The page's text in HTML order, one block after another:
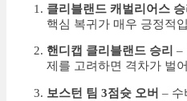
클리블랜드 캐벌리어스 승
핵심 복귀가 매우 긍정적
핸디캡 클리블랜드 승리 –
제를 고려하면 격차가 벌
보스턴 팀 3점슛 오버 – 수